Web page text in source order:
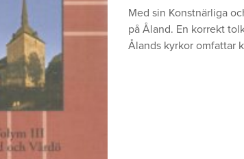
Med sin Konstnärliga
på Åland. En korrekt
Ålands kyrkor omfattar